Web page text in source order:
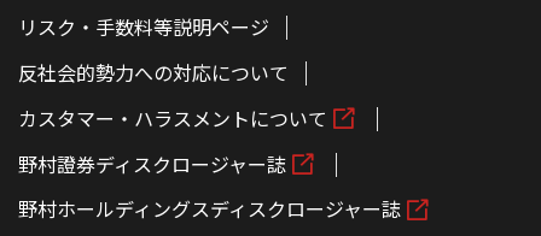
リスク・手数料等説明ページ
反社会的勢力への対応について
カスタマー・ハラスメントについて
野村證券ディスクロージャー誌
野村ホールディングスディスクロージャー誌